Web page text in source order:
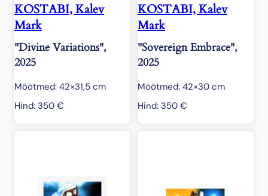
KOSTABI, Kalev
Mark
"Divine Variations",
2025
Mõõtmed: 42×31,5 cm
Hind: 350 €
KOSTABI, Kalev
Mark
"Sovereign Embrace",
2025
Mõõtmed: 42×30 cm
Hind: 350 €